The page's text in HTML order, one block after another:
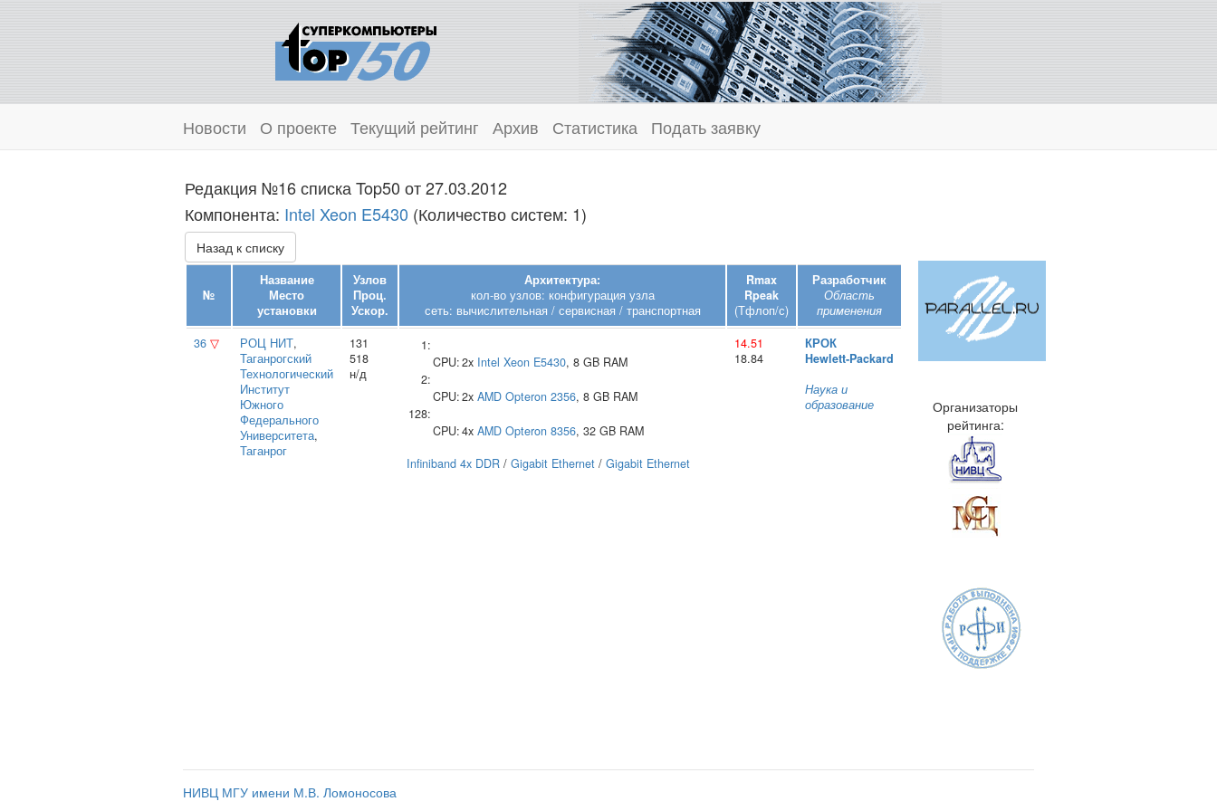
Новости О проекте Текущий рейтинг Архив Статистика Подать заявку
Редакция №16 списка Top50 от 27.03.2012
Компонента: Intel Xeon E5430 (Количество систем: 1)
Назад к списку
№
Название
Место
установки
Узлов
Проц.
Ускор.
Архитектура:
кол-во узлов: конфигурация узла
сеть: вычислительная / сервисная / транспортная
Rmax
Rpeak
(Тфлоп/с)
Разработчик
Область
применения
36 ▽ РОЦ НИТ,
Таганрогский
Технологический
Институт
Южного
Федерального
Университета,
Таганрог
131
518
н/д
1:
CPU:2x Intel Xeon E5430, 8 GB RAM
2:
CPU:2x AMD Opteron 2356, 8 GB RAM
128:
CPU:4x AMD Opteron 8356, 32 GB RAM
Infiniband 4x DDR / Gigabit Ethernet / Gigabit Ethernet
14.51
18.84
КРОК
Hewlett‑Packard
Наука и
образование
Организаторы
рейтинга:
НИВЦ МГУ имени М.В. Ломоносова